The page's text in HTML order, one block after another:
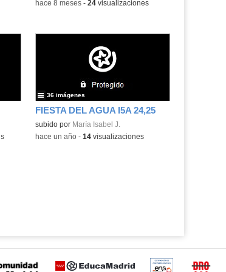
-hace 8 meses- 24visualizaciones
FIESTA DEL AGUA I5A 24,25
subido por María Isabel J.
36 imágenes
-hace un año- 14visualizaciones